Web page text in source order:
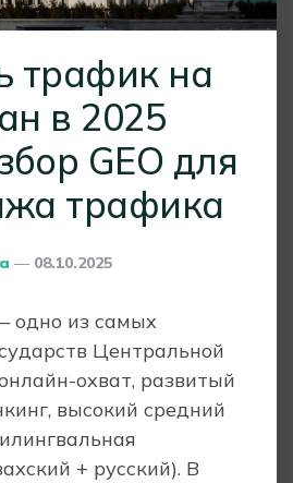
трафик на
в 2025
GEO для
трафика
08.10.2025
одно из самых
Центральной
охват, развитый
высокий средний
+ русский). В